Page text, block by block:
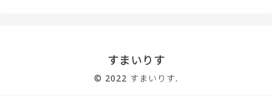
すまいりす
© 2022 すまいりす.